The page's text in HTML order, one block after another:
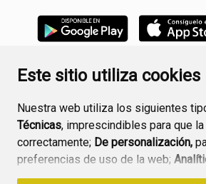
Este sitio utiliza cookies
Nuestra web utiliza los siguientes
Técnicas, imprescindibles para que
correctamente; De personalización,
preferencias de uso de la web;
funcionamiento de la web y sus